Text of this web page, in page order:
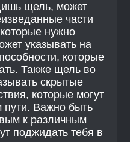
щель, может
части
нужно
указывать на
которые
Также щель во
скрытые
которые могут
пути. Важно быть
к различным
поджидать тебя в